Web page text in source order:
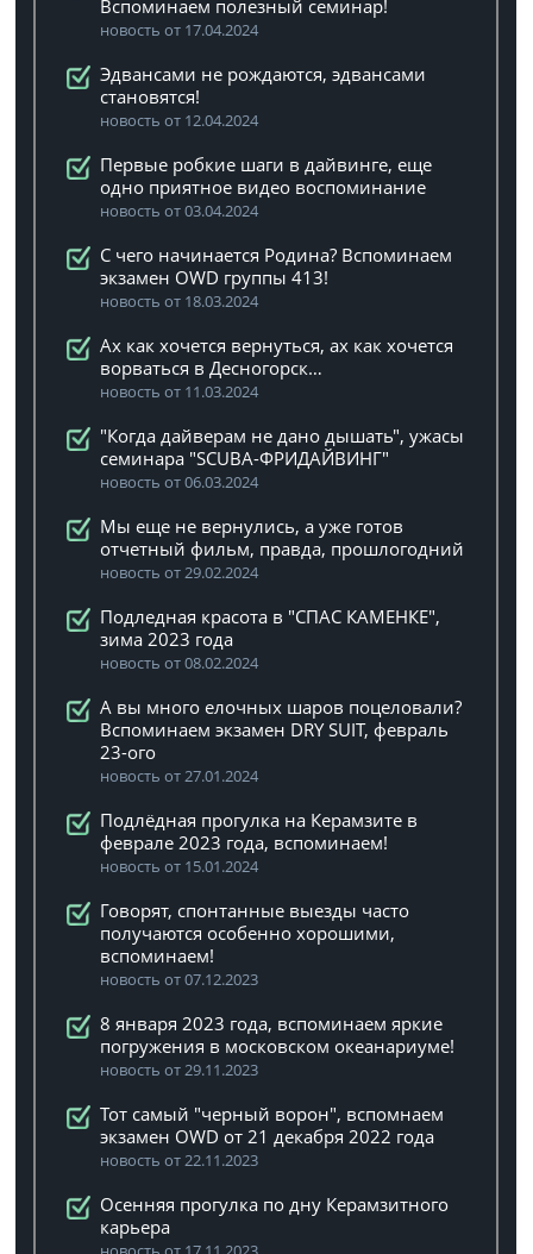
Вспоминаем полезный семинар!
новость от 17.04.2024
Эдвансами не рождаются, эдвансами
становятся!
новость от 12.04.2024
Первые робкие шаги в дайвинге, еще
одно приятное видео воспоминание
новость от 03.04.2024
C чего начинается Родина? Вспоминаем
экзамен OWD группы 413!
новость от 18.03.2024
Ах как хочется вернуться, ах как хочется
ворваться в Десногорск…
новость от 11.03.2024
"Когда дайверам не дано дышать", ужасы
семинара "SCUBA-ФРИДАЙВИНГ"
новость от 06.03.2024
Мы еще не вернулись, а уже готов
отчетный фильм, правда, прошлогодний
новость от 29.02.2024
Подледная красота в "СПАС КАМЕНКЕ",
зима 2023 года
новость от 08.02.2024
А вы много елочных шаров поцеловали?
Вспоминаем экзамен DRY SUIT, февраль
23-ого
новость от 27.01.2024
Подлёдная прогулка на Керамзите в
феврале 2023 года, вспоминаем!
новость от 15.01.2024
Говорят, спонтанные выезды часто
получаются особенно хорошими,
вспоминаем!
новость от 07.12.2023
8 января 2023 года, вспоминаем яркие
погружения в московском океанариуме!
новость от 29.11.2023
Тот самый "черный ворон", вспомнаем
экзамен OWD от 21 декабря 2022 года
новость от 22.11.2023
Осенняя прогулка по дну Керамзитного
карьера